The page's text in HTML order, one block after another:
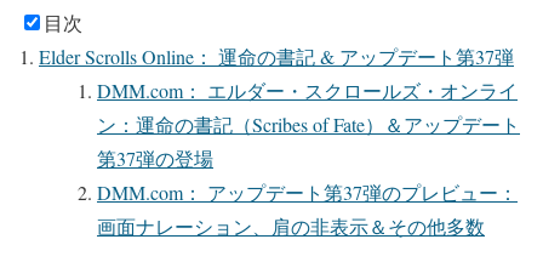
目次
Elder Scrolls Online： 運命の書記 & アップデート第37弾
DMM.com： エルダー・スクロールズ・オンライ
ン：運命の書記（Scribes of Fate）＆アップデート
第37弾の登場
DMM.com： アップデート第37弾のプレビュー：
画面ナレーション、肩の非表示＆その他多数